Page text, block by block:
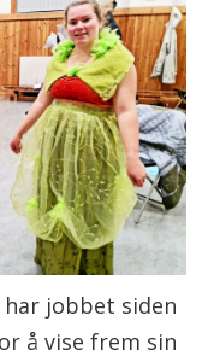
har jobbet siden
å vise frem sin